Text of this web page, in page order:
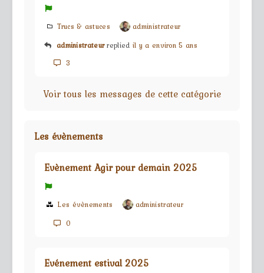
Trucs & astuces
administrateur
administrateur replied il y a environ 5 ans
3
Voir tous les messages de cette catégorie
Les évènements
Evènement Agir pour demain 2025
Les évènements
administrateur
0
Evénement estival 2025